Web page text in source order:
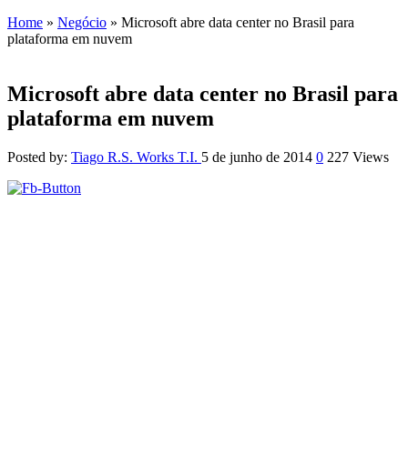
Home » Negócio » Microsoft abre data center no Brasil para
plataforma em nuvem
Microsoft abre data center no Brasil para
plataforma em nuvem
Posted by: Tiago R.S. Works T.I. 5 de junho de 2014 0 227 Views